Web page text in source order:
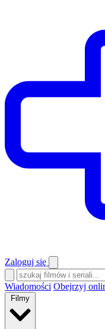
Zaloguj się
Wiadomości Obejrzyj
Filmy